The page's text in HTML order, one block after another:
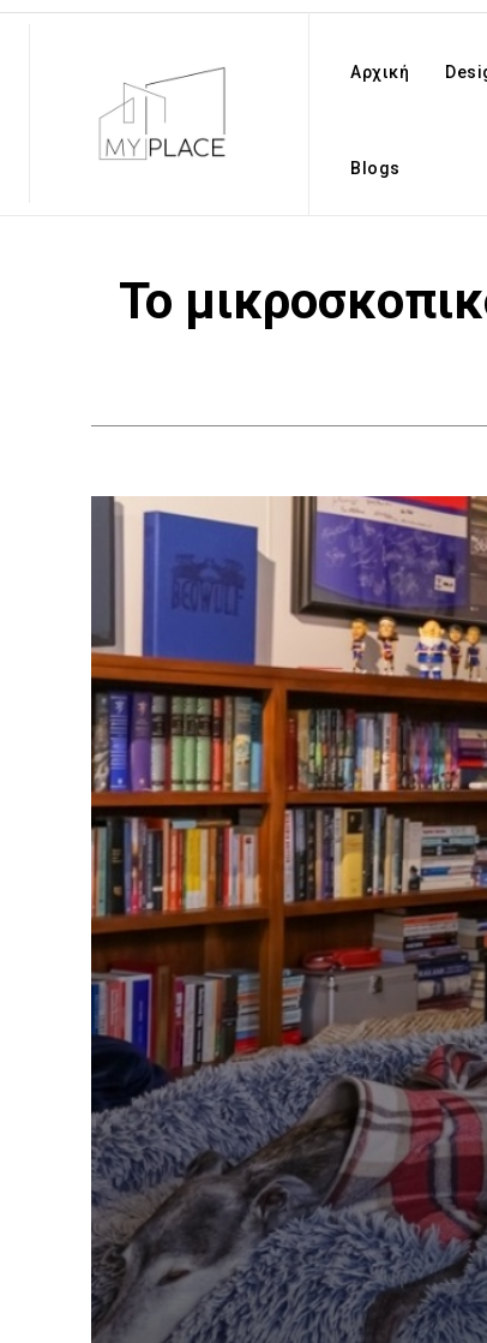
Αρχική
Blogs
Το